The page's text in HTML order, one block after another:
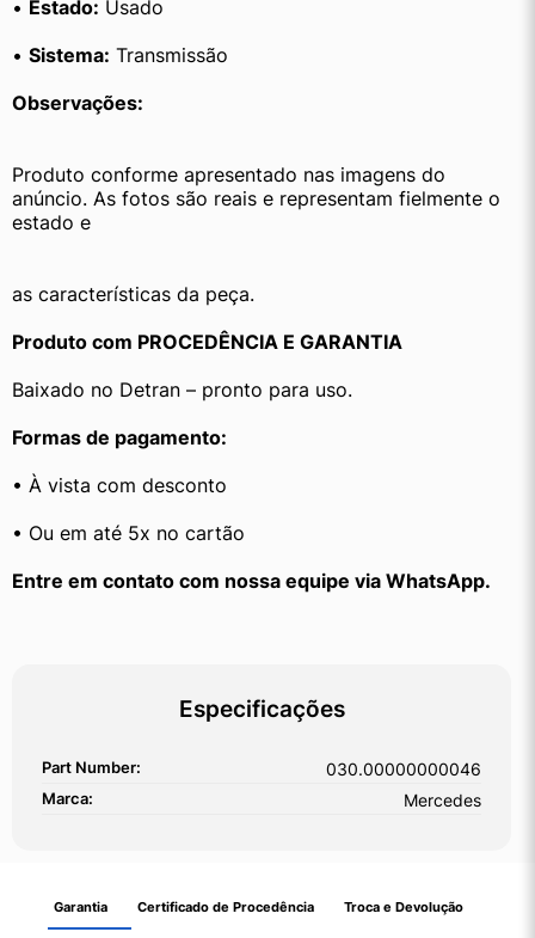
• Estado: Usado
• Sistema: Transmissão
Observações:
Produto conforme apresentado nas imagens do
anúncio. As fotos são reais e representam fielmente o
estado e
as características da peça.
Produto com PROCEDÊNCIA E GARANTIA
Baixado no Detran – pronto para uso.
Formas de pagamento:
• À vista com desconto
• Ou em até 5x no cartão
﻿Entre em contato com nossa equipe via WhatsApp.
Especificações
Part Number: 030.00000000046
Marca: Mercedes
Garantia Certificado de Procedência Troca e Devolução